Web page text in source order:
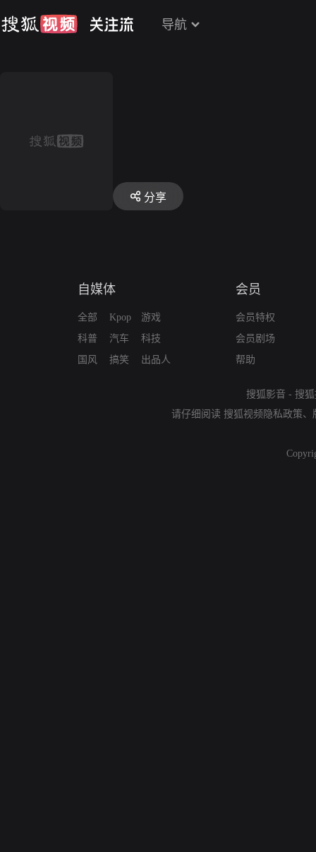
导航
分享
自媒体
全部
科普
国风
Kpop
汽车
搞笑
游戏
科技
出品人
会员
会员特权
会员剧场
帮助
搜狐影音 - 搜
请仔细阅读 搜狐视频隐私政策、